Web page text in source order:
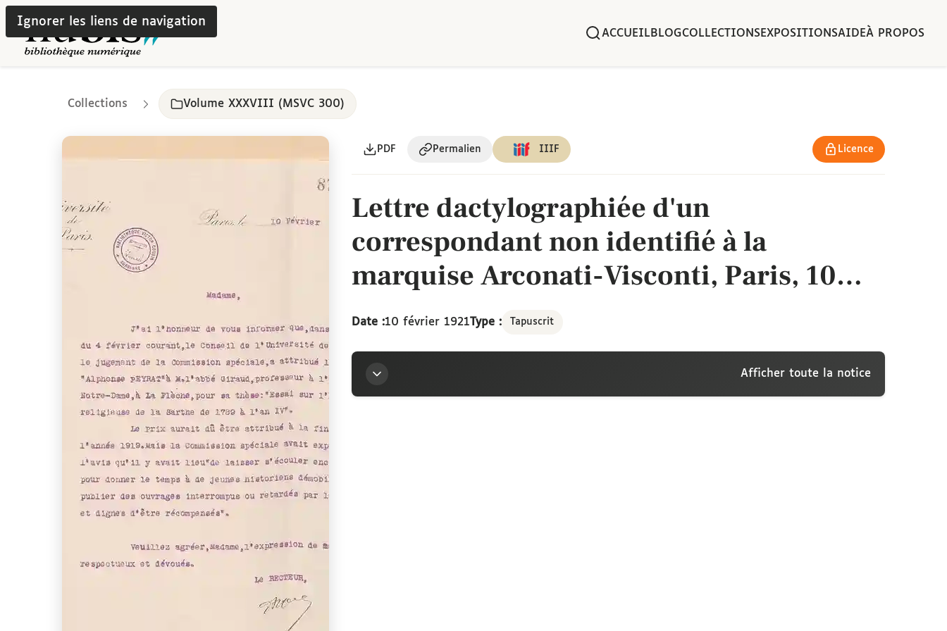
Ignorer les liens de navigation
ACCUEIL BLOGCOLLECTIONSEXPOSITIONSAIDEÀ PROPOS
Collections Volume XXXVIII (MSVC 300)
PDF Permalien IIIF Licence
Lettre dactylographiée d'un
correspondant non identifié à la
marquise Arconati-Visconti, Paris, 10
février 1921
Date :10 février 1921Type : Tapuscrit
Afficher toute la notice